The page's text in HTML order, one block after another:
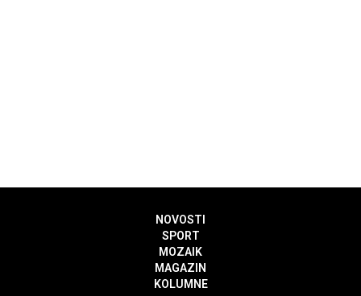
NOVOSTI
SPORT
MOZAIK
MAGAZIN
KOLUMNE